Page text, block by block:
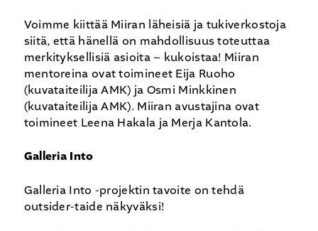
Voimme kiittää Miiran läheisiä ja tukiverkostoja
siitä, että hänellä on mahdollisuus toteuttaa
merkityksellisiä asioita – kukoistaa! Miiran
mentoreina ovat toimineet Eija Ruoho
(kuvataiteilija AMK) ja Osmi Minkkinen
(kuvataiteilija AMK). Miiran avustajina ovat
toimineet Leena Hakala ja Merja Kantola.
Galleria Into
Galleria Into -projektin tavoite on tehdä
outsider-taide näkyväksi!